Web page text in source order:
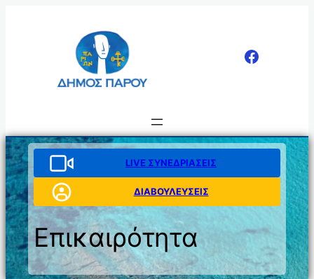
LIVE ΣΥΝΕΔΡΙΑΣΕΙΣ
ΔΙΑΒΟΥΛΕΥΣΕΙΣ
Επικαιρότητα